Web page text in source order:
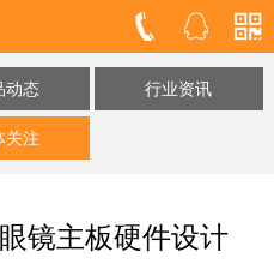
动态 行业资讯
关注
镜主板硬件设计